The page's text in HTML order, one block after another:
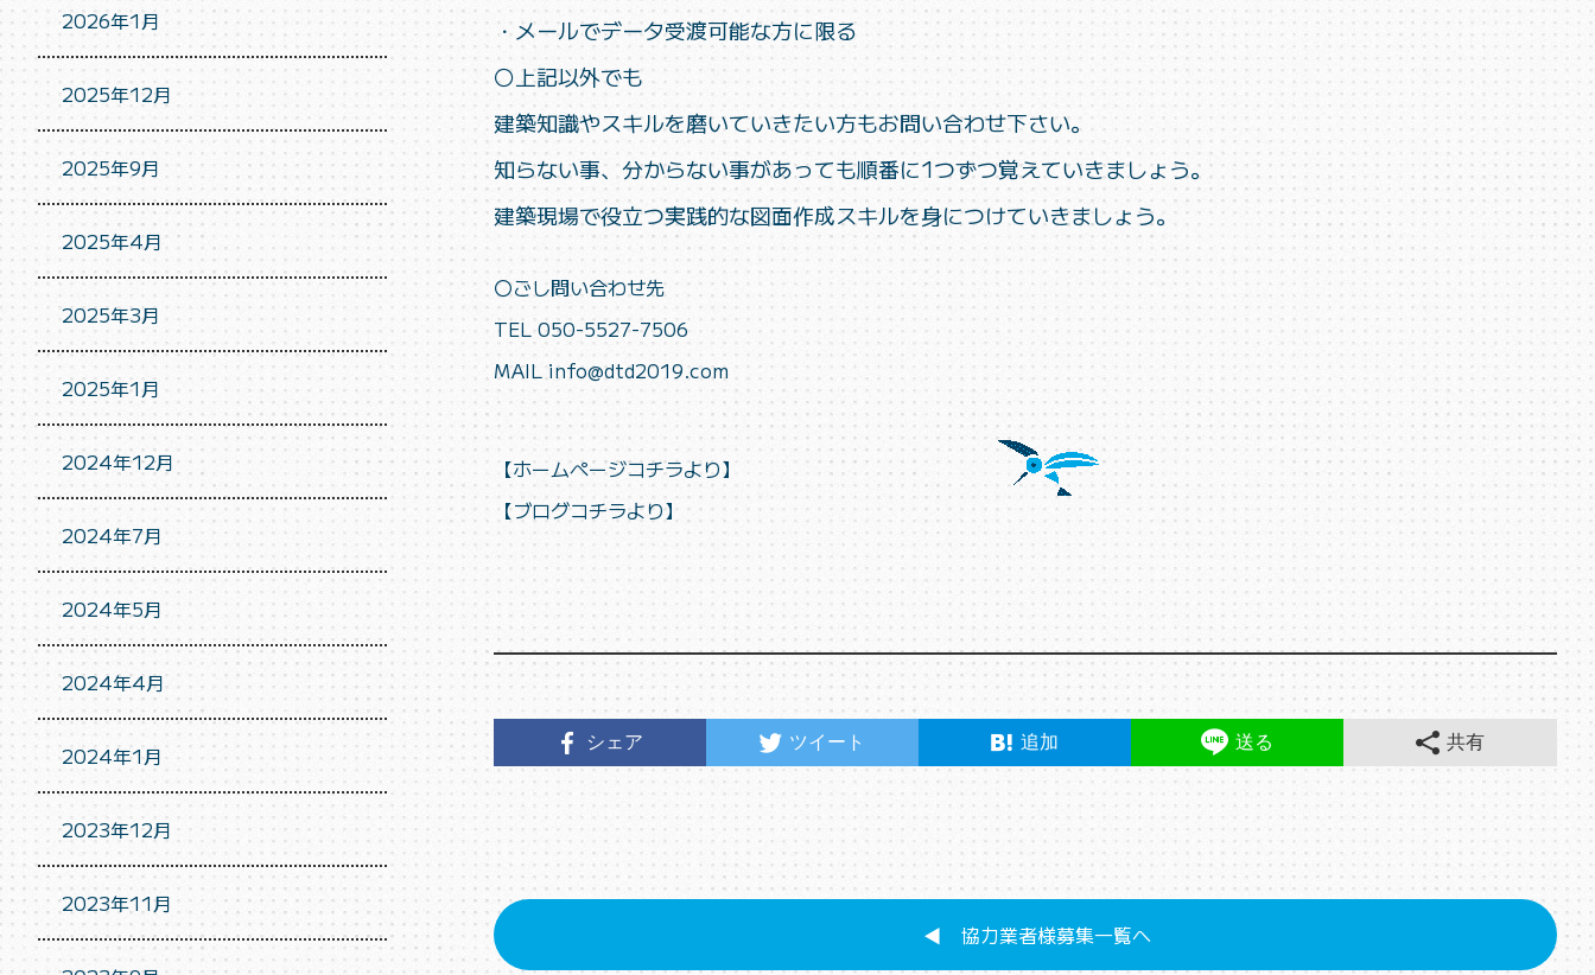
2026年1月
2025年12月
2025年9月
2025年4月
2025年3月
2025年1月
2024年12月
2024年7月
2024年5月
2024年4月
2024年1月
2023年12月
2023年11月
・メールでデータ受渡可能な方に限る
〇上記以外でも
建築知識やスキルを磨いていきたい方もお問い合わせ下さい。
知らない事、分からない事があっても順番に1つずつ覚えていきましょう。
建築現場で役立つ実践的な図面作成スキルを身につけていきましょう。
〇ごし問い合わせ先
TEL 050-5527-7506
MAIL info@dtd2019.com
【ホームページコチラより】
【ブログコチラより】
シェア ツイート 追加 送る 共有
◀︎ 協力業者様募集一覧へ